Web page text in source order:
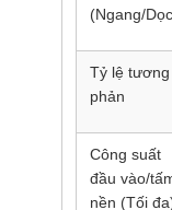
(Ngang/
Tỷ lệ tương
phản
Công suất
đầu vào/
nền (Tối